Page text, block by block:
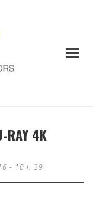
RAY 4K
- 10 h 39